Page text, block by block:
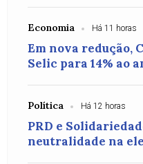
Economia Há 11 horas
Em nova redução,
Selic para 14% ao
Política Há 12 horas
PRD e
neutralidade na